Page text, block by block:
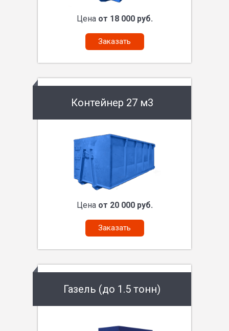
Цена от 18 000 руб.
Заказать
Контейнер 27 м3
Цена от 20 000 руб.
Заказать
Газель (до 1.5 тонн)